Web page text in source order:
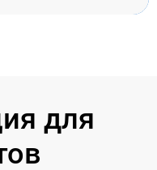
для